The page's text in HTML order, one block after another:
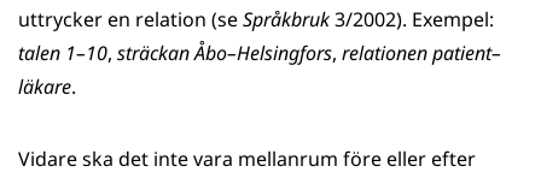
uttrycker en relation (seSpråkbruk3/2002). Exempel:
talen 1–10, sträckan Åbo–Helsingfors, relationen patient–
läkare.
Vidare ska det inte vara mellanrum före eller efter